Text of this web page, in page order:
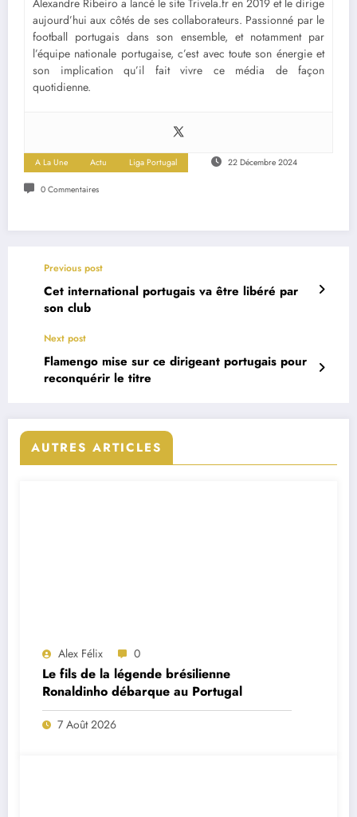
Alexandre Ribeiro a lancé le site Trivela.fr en 2019 et le dirige
aujourd’hui aux côtés de ses collaborateurs. Passionné par le
football portugais dans son ensemble, et notamment par
l’équipe nationale portugaise, c’est avec toute son énergie et
son implication qu’il fait vivre ce média de façon
quotidienne.
A La Une Actu Liga Portugal 22 Décembre 2024
0 Commentaires
Previous post
Cet international portugais va être libéré par
son club
Next post
Flamengo mise sur ce dirigeant portugais pour
reconquérir le titre
AUTRES ARTICLES
Alex Félix 0
Le fils de la légende brésilienne
Ronaldinho débarque au Portugal
7 Août 2026